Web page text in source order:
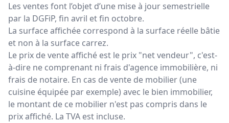
Les ventes font l’objet d’une mise à jour semestrielle
par la DGFiP, fin avril et fin octobre.
La surface affichée correspond à la surface réelle bâtie
et non à la surface carrez.
Le prix de vente affiché est le prix "net vendeur", c'est-
à-dire ne comprenant ni frais d'agence immobilière, ni
frais de notaire. En cas de vente de mobilier (une
cuisine équipée par exemple) avec le bien immobilier,
le montant de ce mobilier n'est pas compris dans le
prix affiché. La TVA est incluse.